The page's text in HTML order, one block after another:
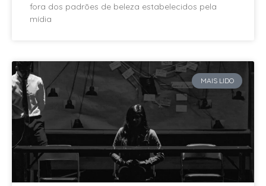
fora dos padrões de beleza estabelecidos pela
mídia
MAIS LIDO